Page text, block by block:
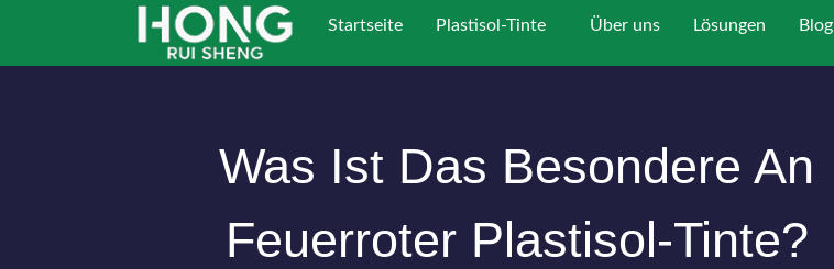
Startseite Plastisol-Tinte Über uns Lösungen Blog
Was Ist Das Besondere An
Feuerroter Plastisol-Tinte?